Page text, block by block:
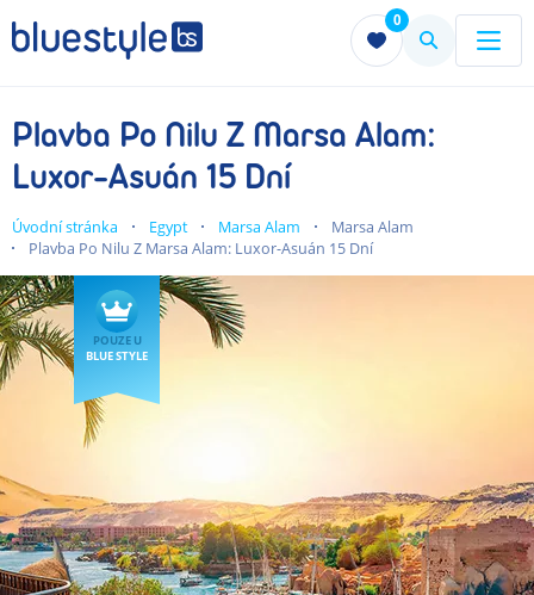
0
Menu Menu
Plavba Po Nilu Z Marsa Alam:
Luxor-Asuán 15 Dní
Úvodní stránka Egypt Marsa Alam
Marsa Alam
Plavba Po Nilu Z Marsa Alam: Luxor-Asuán 15 Dní
POUZE U
BLUE STYLE